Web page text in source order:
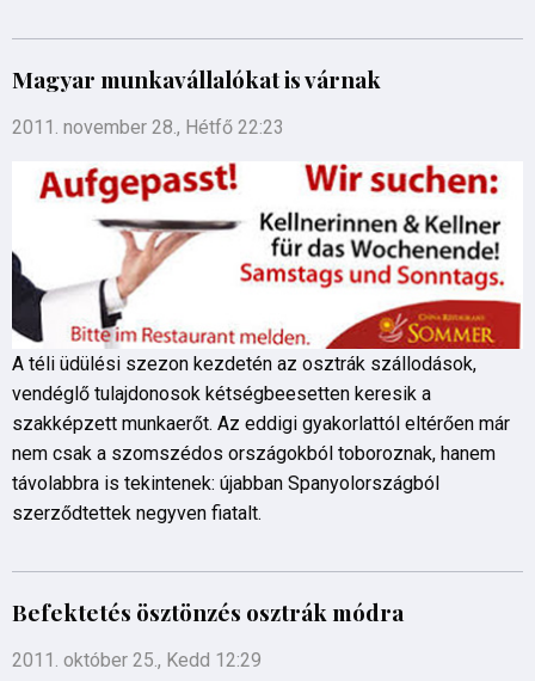
Magyar munkavállalókat is várnak
2011. november 28., Hétfő 22:23
A téli üdülési szezon kezdetén az osztrák szállodások,
vendéglő tulajdonosok kétségbeesetten keresik a
szakképzett munkaerőt. Az eddigi gyakorlattól eltérően már
nem csak a szomszédos országokból toboroznak, hanem
távolabbra is tekintenek: újabban Spanyolországból
szerződtettek negyven fiatalt.
Befektetés ösztönzés osztrák módra
2011. október 25., Kedd 12:29